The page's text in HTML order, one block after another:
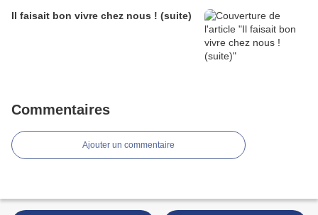
Il faisait bon vivre chez nous ! (suite)
Commentaires
Ajouter un commentaire